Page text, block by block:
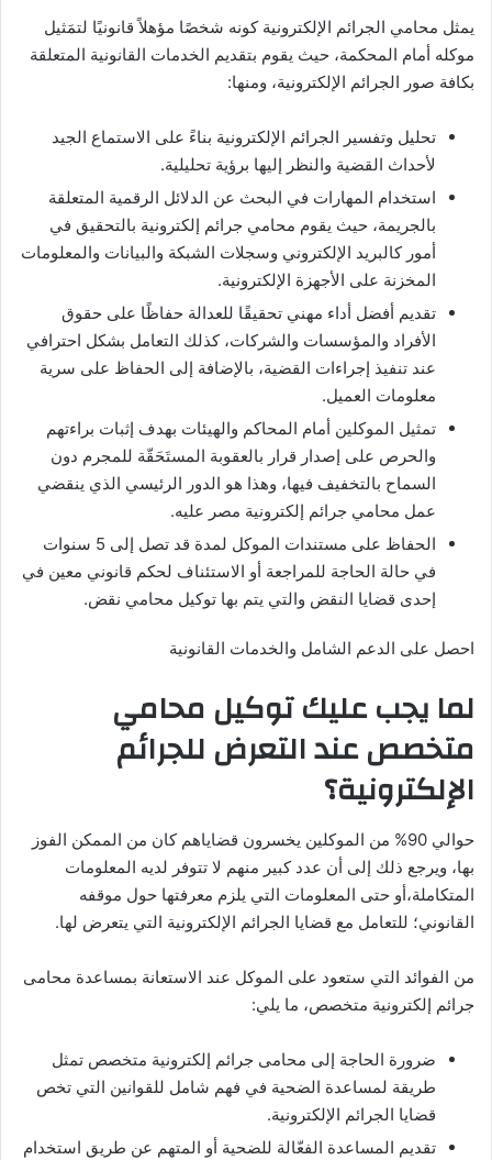
يمثل محامي الجرائم الإلكترونية كونه شخصًا مؤهلاً قانونيًا لتمَثيل
موكله أمام المحكمة، حيث يقوم بتقديم الخدمات القانونية المتعلقة
بكافة صور الجرائم الإلكترونية، ومنها:
تحليل وتفسير الجرائم الإلكترونية بناءً على الاستماع الجيد
لأحداث القضية والنظر إليها برؤية تحليلية.
استخدام المهارات في البحث عن الدلائل الرقمية المتعلقة
بالجريمة، حيث يقوم محامي جرائم إلكترونية بالتحقيق في
أمور كالبريد الإلكتروني وسجلات الشبكة والبيانات والمعلومات
المخزنة على الأجهزة الإلكترونية.
تقديم أفضل أداء مهني تحقيقًا للعدالة حفاظًا على حقوق
الأفراد والمؤسسات والشركات، كذلك التعامل بشكل احترافي
عند تنفيذ إجراءات القضية، بالإضافة إلى الحفاظ على سرية
معلومات العميل.
تمثيل الموكلين أمام المحاكم والهيئات بهدف إثبات براءتهم
والحرص على إصدار قرار بالعقوبة المستَحَقّة للمجرم دون
السماح بالتخفيف فيها، وهذا هو الدور الرئيسي الذي ينقضي
عمل محامي جرائم إلكترونية مصر عليه.
الحفاظ على مستندات الموكل لمدة قد تصل إلى 5 سنوات
في حالة الحاجة للمراجعة أو الاستئناف لحكم قانوني معين في
إحدى قضايا النقض والتي يتم بها توكيل محامي نقض.
احصل على الدعم الشامل والخدمات القانونية
لما يجب عليك توكيل محامي
متخصص عند التعرض للجرائم
الإلكترونية؟
حوالي 90% من الموكلين يخسرون قضاياهم كان من الممكن الفوز
بها، ويرجع ذلك إلى أن عدد كبير منهم لا تتوفر لديه المعلومات
المتكاملة،أو حتى المعلومات التي يلزم معرفتها حول موقفه
القانوني؛ للتعامل مع قضايا الجرائم الإلكترونية التي يتعرض لها.
من الفوائد التي ستعود على الموكل عند الاستعانة بمساعدة محامى
جرائم إلكترونية متخصص، ما يلي:
ضرورة الحاجة إلى محامى جرائم إلكترونية متخصص تمثل
طريقة لمساعدة الضحية في فهم شامل للقوانين التي تخص
قضايا الجرائم الإلكترونية.
تقديم المساعدة الفعّالة للضحية أو المتهم عن طريق استخدام